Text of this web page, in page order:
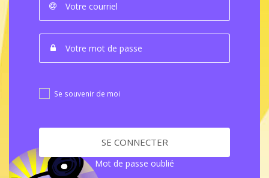
Se souvenir de moi
SE CONNECTER
Mot de passe oublié